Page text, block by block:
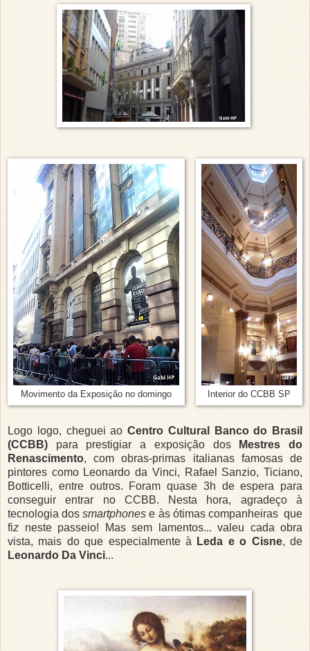
Movimento da Exposição no domingo Interior do CCBB SP
Logo logo, cheguei ao Centro Cultural Banco do Brasil
(CCBB) para prestigiar a exposição dos
Mestres do
Renascimento, com obras-primas italianas famosas de
pintores como Leonardo da Vinci, Rafael Sanzio, Ticiano,
Botticelli, entre outros. Foram quase 3h de espera para
conseguir entrar no CCBB. Nesta hora, agradeço à
tecnologia dossmartphonese às ótimas companheiras que
fiz neste passeio! Mas sem lamentos... valeu cada obra
vista, mais do que especialmente à Leda e o Cisne, de
Leonardo Da Vinci...